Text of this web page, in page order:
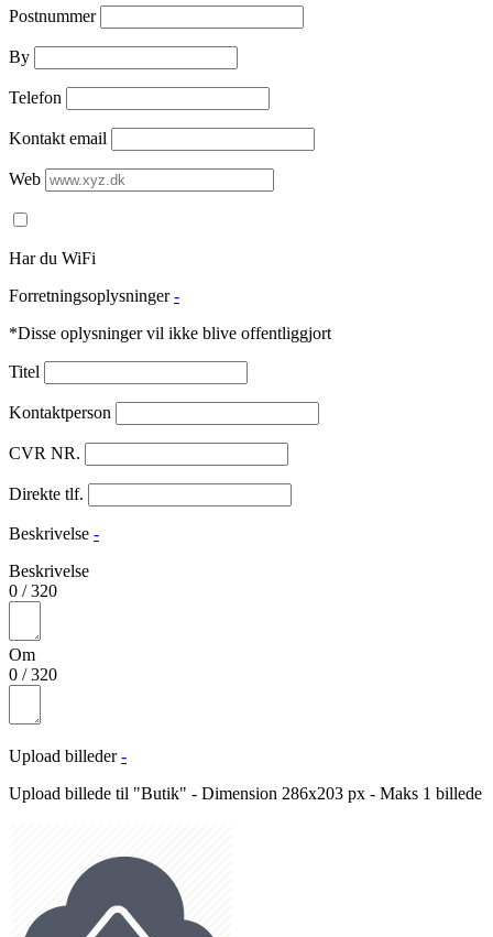
Postnummer
By
Telefon
Kontakt email
Web
Har du WiFi
Forretningsoplysninger -
*Disse oplysninger vil ikke blive offentliggjort
Titel
Kontaktperson
CVR NR.
Direkte tlf.
Beskrivelse -
Beskrivelse
0 /320
Om
0 /320
Upload billeder -
Upload billede til "Butik" - Dimension 286x203 px - Maks 1 billede